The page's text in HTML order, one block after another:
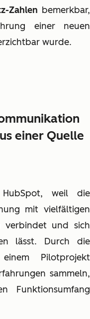
Zahlen bemerkbar,
einer neuen
wurde.
einer Quelle
weil die
mit vielfältigen
verbindet und sich
lässt. Durch die
Pilotprojekt
sammeln,
Funktionsumfang